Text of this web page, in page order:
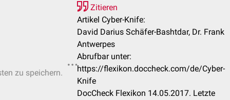
zu speichern.
Zitieren
Artikel Cyber-Knife:
David Darius Schäfer-Bashtdar, Dr. Frank
Antwerpes
Abrufbar unter:
https://flexikon.doccheck.com/de/Cyber-
Knife
DocCheck Flexikon 14.05.2017. Letzte